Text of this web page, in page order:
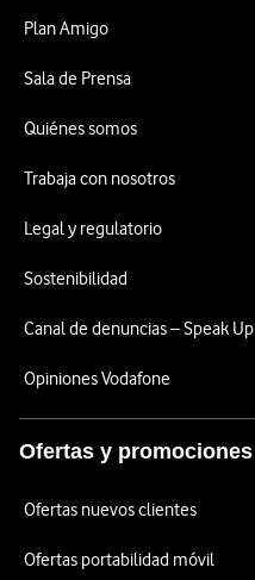
Plan Amigo
Sala de Prensa
Quiénes somos
Trabaja con nosotros
Legal y regulatorio
Sostenibilidad
Canal de denuncias – Speak Up
Opiniones Vodafone
Ofertas y promociones
Ofertas nuevos clientes
Ofertas portabilidad móvil